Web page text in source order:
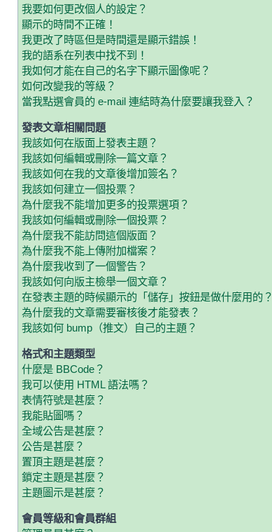
我要如何更改個人的設定？
顯示的時間不正確！
我更改了時區但是時間還是顯示錯誤！
我的語系在列表中找不到！
我如何才能在自己的名字下顯示圖像呢？
如何改變我的等級？
當我點選會員的 e-mail 連結時為什麼要讓我登入？
發表文章相關問題
我該如何在版面上發表主題？
我該如何編輯或刪除一篇文章？
我該如何在我的文章後增加簽名？
我該如何建立一個投票？
為什麼我不能增加更多的投票選項？
我該如何編輯或刪除一個投票？
為什麼我不能訪問這個版面？
為什麼我不能上傳附加檔案？
為什麼我收到了一個警告？
我該如何向版主檢舉一個文章？
在發表主題的時候顯示的「儲存」按鈕是做什麼用的？
為什麼我的文章需要審核後才能發表？
我該如何 bump（推文）自己的主題？
格式和主題類型
什麼是 BBCode？
我可以使用 HTML 語法嗎？
表情符號是甚麼？
我能貼圖嗎？
全域公告是甚麼？
公告是甚麼？
置頂主題是甚麼？
鎖定主題是甚麼？
主題圖示是甚麼？
會員等級和會員群組